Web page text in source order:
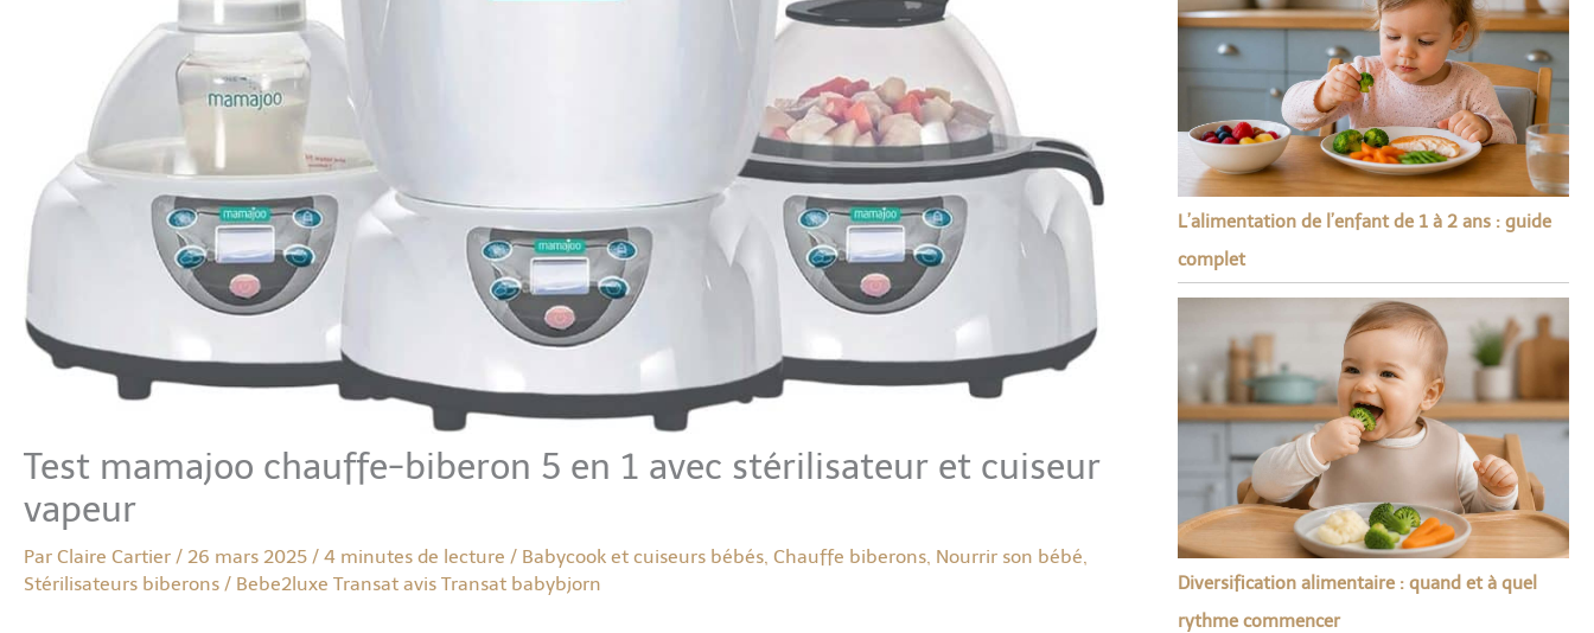
Test mamajoo chauffe-biberon 5 en 1 avec stérilisateur et cuiseur
vapeur
Par Claire Cartier / 26 mars 2025 / 4 minutes de lecture / Babycook et cuiseurs bébés, Chauffe biberons, Nourrir son bébé,
Stérilisateurs biberons / Bebe2luxe Transat avis Transat babybjorn
L’alimentation de l’enfant de 1 à 2 ans : guide
complet
Diversification alimentaire : quand et à quel
rythme commencer